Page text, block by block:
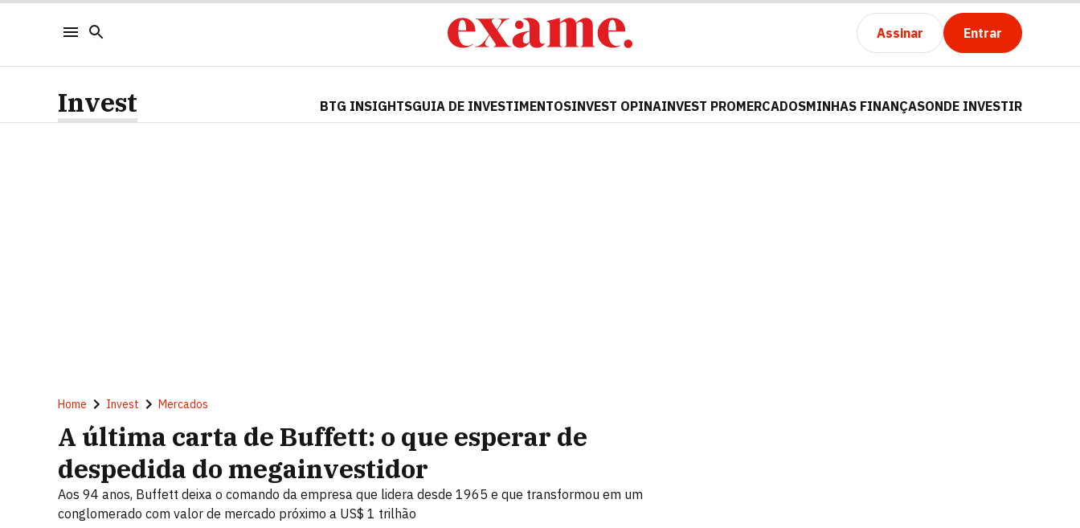
Assinar Entrar
Invest BTG INSIGHTSGUIA DE INVESTIMENTOSINVEST OPINAINVEST PROMERCADOSMINHAS FINANÇASONDE INVESTIR
Home Invest Mercados
A última carta de Buffett: o que esperar de
despedida do megainvestidor
Aos 94 anos, Buffett deixa o comando da empresa que lidera desde 1965 e que transformou em um
conglomerado com valor de mercado próximo a US$ 1 trilhão